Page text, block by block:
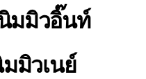
มมิวอิ๊นท์
มิวเนย์